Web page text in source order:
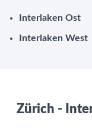
Interlaken Ost
Interlaken West
Zürich -